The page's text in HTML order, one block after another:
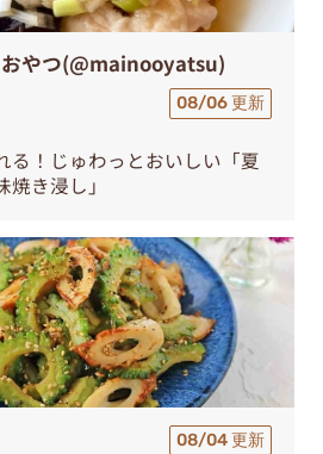
やつ(@mainooyatsu)
08/06 更新
る！じゅわっとおいしい「夏
き浸し」
08/04 更新